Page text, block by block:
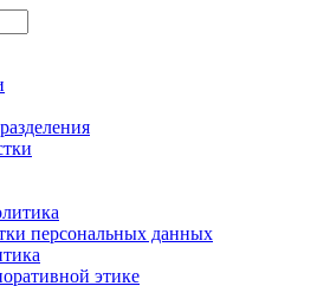
персональных данных
этике